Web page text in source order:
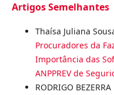
Artigos Semelhantes
Thaísa Juliana
Procuradores da
Importância das
ANPPREV de
RODRIGO BEZERRA